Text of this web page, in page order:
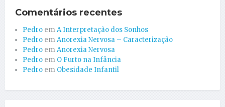
Comentários recentes
Pedro emA Interpretação dos Sonhos
Pedro emAnorexia Nervosa – Caracterização
Pedro emAnorexia Nervosa
Pedro em O Furto na Infância
Pedro em Obesidade Infantil